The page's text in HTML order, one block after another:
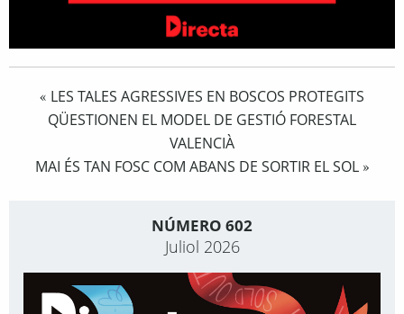
« LES TALES AGRESSIVES EN BOSCOS PROTEGITS
QÜESTIONEN EL MODEL DE GESTIÓ FORESTAL
VALENCIÀ
MAI ÉS TAN FOSC COM ABANS DE SORTIR EL SOL»
NÚMERO 602
Juliol 2026